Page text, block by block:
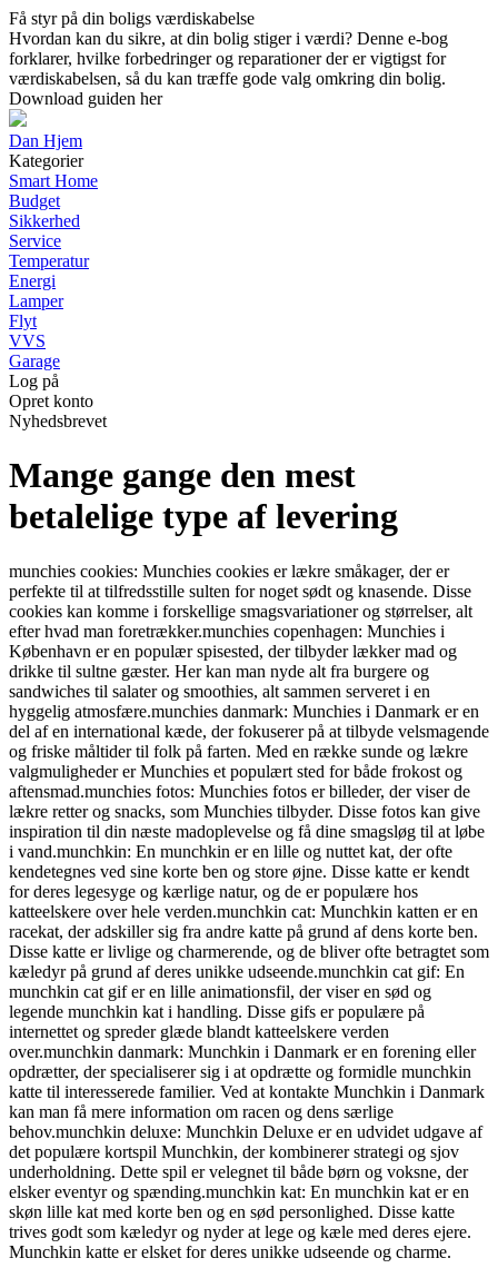
Få styr på din boligs værdiskabelse
Hvordan kan du sikre, at din bolig stiger i værdi? Denne e-bog
forklarer, hvilke forbedringer og reparationer der er vigtigst for
værdiskabelsen, så du kan træffe gode valg omkring din bolig.
Download guiden her
Dan Hjem
Kategorier
Smart Home
Budget
Sikkerhed
Service
Temperatur
Energi
Lamper
Flyt
VVS
Garage
Log på
Opret konto
Nyhedsbrevet
Mange gange den mest
betalelige type af levering
munchies cookies: Munchies cookies er lækre småkager, der er
perfekte til at tilfredsstille sulten for noget sødt og knasende. Disse
cookies kan komme i forskellige smagsvariationer og størrelser, alt
efter hvad man foretrækker.munchies copenhagen: Munchies i
København er en populær spisested, der tilbyder lækker mad og
drikke til sultne gæster. Her kan man nyde alt fra burgere og
sandwiches til salater og smoothies, alt sammen serveret i en
hyggelig atmosfære.munchies danmark: Munchies i Danmark er en
del af en international kæde, der fokuserer på at tilbyde velsmagende
og friske måltider til folk på farten. Med en række sunde og lækre
valgmuligheder er Munchies et populært sted for både frokost og
aftensmad.munchies fotos: Munchies fotos er billeder, der viser de
lækre retter og snacks, som Munchies tilbyder. Disse fotos kan give
inspiration til din næste madoplevelse og få dine smagsløg til at løbe
i vand.munchkin: En munchkin er en lille og nuttet kat, der ofte
kendetegnes ved sine korte ben og store øjne. Disse katte er kendt
for deres legesyge og kærlige natur, og de er populære hos
katteelskere over hele verden.munchkin cat: Munchkin katten er en
racekat, der adskiller sig fra andre katte på grund af dens korte ben.
Disse katte er livlige og charmerende, og de bliver ofte betragtet som
kæledyr på grund af deres unikke udseende.munchkin cat gif: En
munchkin cat gif er en lille animationsfil, der viser en sød og
legende munchkin kat i handling. Disse gifs er populære på
internettet og spreder glæde blandt katteelskere verden
over.munchkin danmark: Munchkin i Danmark er en forening eller
opdrætter, der specialiserer sig i at opdrætte og formidle munchkin
katte til interesserede familier. Ved at kontakte Munchkin i Danmark
kan man få mere information om racen og dens særlige
behov.munchkin deluxe: Munchkin Deluxe er en udvidet udgave af
det populære kortspil Munchkin, der kombinerer strategi og sjov
underholdning. Dette spil er velegnet til både børn og voksne, der
elsker eventyr og spænding.munchkin kat: En munchkin kat er en
skøn lille kat med korte ben og en sød personlighed. Disse katte
trives godt som kæledyr og nyder at lege og kæle med deres ejere.
Munchkin katte er elsket for deres unikke udseende og charme.